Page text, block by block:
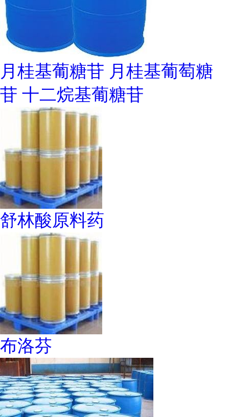
月桂基葡糖苷 月桂基葡萄糖
苷 十二烷基葡糖苷
舒林酸原料药
布洛芬